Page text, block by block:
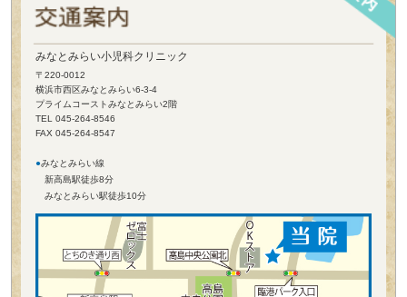
みなとみらい小児科クリニック
〒220-0012
横浜市西区みなとみらい6-3-4
プライムコーストみなとみらい2階
TEL 045-264-8546
FAX 045-264-8547
●みなとみらい線
新高島駅徒歩8分
みなとみらい駅徒歩10分